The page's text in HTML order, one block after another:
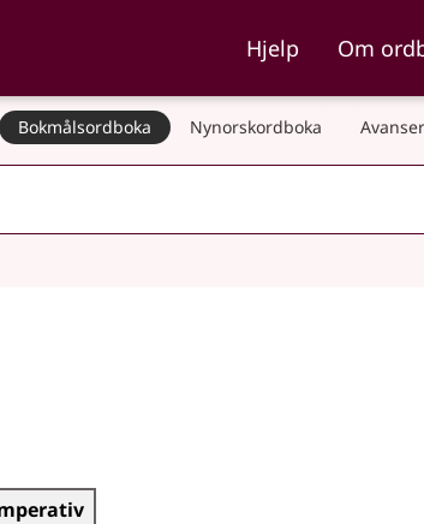
Hjelp Om
Bokmålsordboka Nynorskordboka